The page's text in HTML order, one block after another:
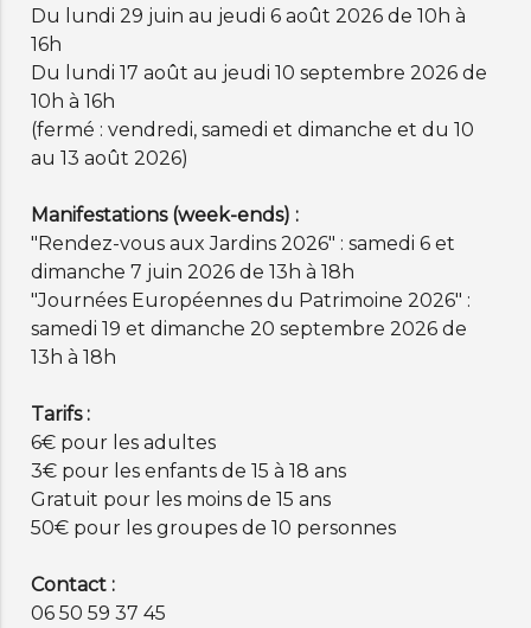
Du lundi 29 juin au jeudi 6 août 2026 de 10h à
16h
Du lundi 17 août au jeudi 10 septembre 2026 de
10h à 16h
(fermé : vendredi, samedi et dimanche et du 10
au 13 août 2026)
Manifestations (week-ends) :
"Rendez-vous aux Jardins 2026" : samedi 6 et
dimanche 7 juin 2026 de 13h à 18h
"Journées Européennes du Patrimoine 2026" :
samedi 19 et dimanche 20 septembre 2026 de
13h à 18h
Tarifs :
6€ pour les adultes
3€ pour les enfants de 15 à 18 ans
Gratuit pour les moins de 15 ans
50€ pour les groupes de 10 personnes
Contact :
06 50 59 37 45